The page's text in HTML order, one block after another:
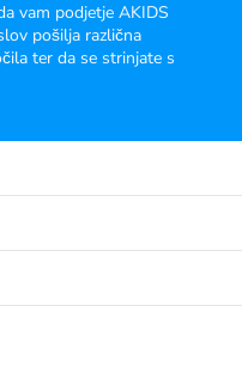
vam podjetje AKIDS
pošilja različna
ter da se strinjate s